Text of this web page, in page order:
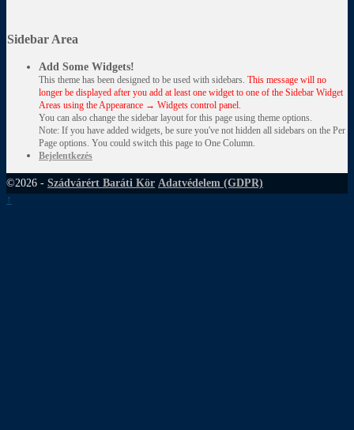
Sidebar Area
Add Some Widgets!
This theme has been designed to be used with sidebars. This message will no
longer be displayed after you add at least one widget to one of the Sidebar Widget
Areas using the Appearance → Widgets control panel.
You can also change the sidebar layout for this page using theme options.
Note: If you have added widgets, be sure you've not hidden all sidebars on the Per
Page options. You could switch this page to One Column.
Bejelentkezés
©2026 - Szádvárért Baráti Kör Adatvédelem (GDPR)
↑